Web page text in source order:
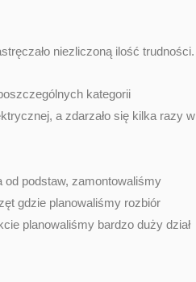
niezliczoną ilość trudności.
kategorii
a zdarzało się kilka razy w
od podstaw, zamontowaliśmy
gdzie planowaliśmy rozbiór
planowaliśmy bardzo duży dział